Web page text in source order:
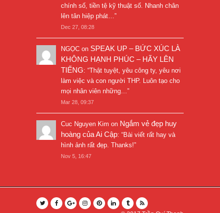
chính số, tiền tệ kỹ thuật số. Nhanh chân
lên tân hiệp phát…”
Dec 27, 08:28
NGỌC on SPEAK UP – BỨC XÚC LÀ
KHÔNG HẠNH PHÚC – HÃY LÊN
TIẾNG: “Thật tuyệt, yêu công ty, yêu nơi
làm việc và con người THP. Luôn tạo cho
mọi nhân viên những…”
Mar 28, 09:37
Cuc Nguyen Kim on Ngắm vẻ đẹp huy
hoàng của Ai Cập: “Bài viết rất hay và
hình ảnh rất đẹp. Thanks!”
Nov 5, 16:47